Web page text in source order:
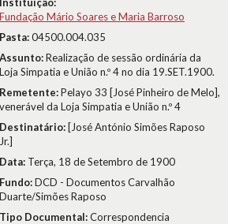
Fundação Mário Soares e Maria Barroso
Pasta:04500.004.035
Assunto:Realização de sessão ordinária da
Loja Simpatia e União n.º 4 no dia 19.SET.1900.
Remetente:Pelayo 33 [José Pinheiro de Melo],
venerável da Loja Simpatia e União n.º 4
Destinatário: [José António Simões Raposo
Jr.]
Data: Terça, 18 de Setembro de 1900
Fundo:DCD - Documentos Carvalhão
Duarte/Simões Raposo
Tipo Documental:Correspondencia